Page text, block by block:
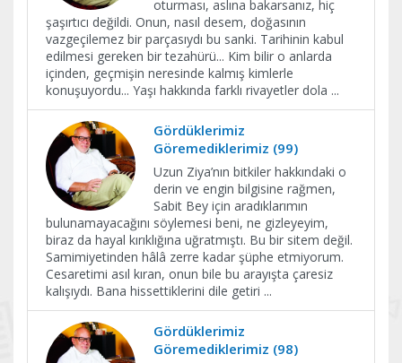
oturması, aslına bakarsanız, hiç
şaşırtıcı değildi. Onun, nasıl desem, doğasının
vazgeçilemez bir parçasıydı bu sanki. Tarihinin kabul
edilmesi gereken bir tezahürü... Kim bilir o anlarda
içinden, geçmişin neresinde kalmış kimlerle
konuşuyordu... Yaşı hakkında farklı rivayetler dola ...
Gördüklerimiz
Göremediklerimiz (99)
Uzun Ziya’nın bitkiler hakkındaki o
derin ve engin bilgisine rağmen,
Sabit Bey için aradıklarımın
bulunamayacağını söylemesi beni, ne gizleyeyim,
biraz da hayal kırıklığına uğratmıştı. Bu bir sitem değil.
Samimiyetinden hâlâ zerre kadar şüphe etmiyorum.
Cesaretimi asıl kıran, onun bile bu arayışta çaresiz
kalışıydı. Bana hissettiklerini dile getiri ...
Gördüklerimiz
Göremediklerimiz (98)